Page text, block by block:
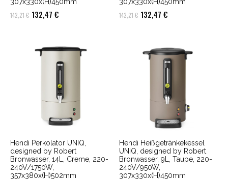
142,21€ Ursprünglicher
142,21 €
132,47 €
132,47 €.
142,21€ Ursprünglicher
142,21 €
132,47 €
132,47 €.
Hendi Perkolator UNIQ,
designed by Robert
Bronwasser, 14L, Creme, 220-
240V/1750W,
357x380x(H)502mm
Hendi Heißgetränkekessel
UNIQ, designed by Robert
Bronwasser, 9L, Taupe, 220-
240V/950W,
307x330x(H)450mm